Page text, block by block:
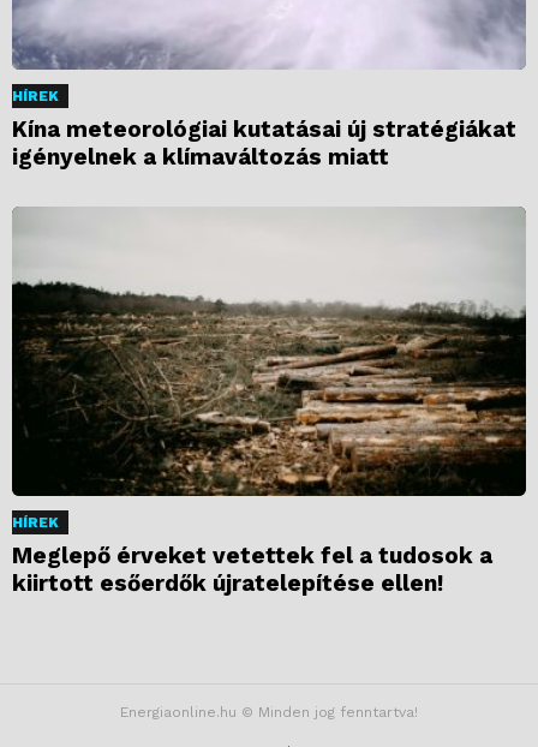
HÍREK
Kína meteorológiai kutatásai új stratégiákat
igényelnek a klímaváltozás miatt
HÍREK
Meglepő érveket vetettek fel a tudosok a
kiirtott esőerdők újratelepítése ellen!
Energiaonline.hu © Minden jog fenntartva!